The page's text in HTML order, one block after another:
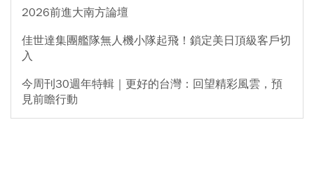
2026前進大南方論壇
佳世達集團艦隊無人機小隊起飛！鎖定美日頂級客戶切
入
今周刊30週年特輯｜更好的台灣：回望精彩風雲，預
見前瞻行動